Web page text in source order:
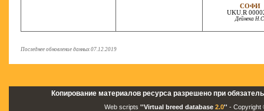
СОФИ
UKU.R
Дейнека
Последнее обновление данных 07.12.2019
Копирование материалов ресурса разрешено при
Web scripts ''Virtual breed database 2.0'' - Copyright